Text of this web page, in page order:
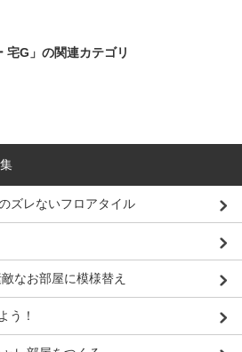
宅G」の関連カテゴリ
ズレないフロアタイル
なお部屋に模様替え
う！